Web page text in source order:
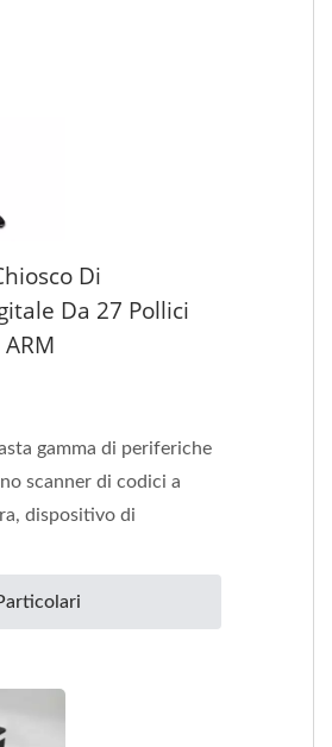
Di
Da 27 Pollici
gamma di periferiche
scanner di codici a
dispositivo di